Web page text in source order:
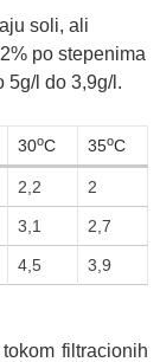
soli, ali
po stepenima
5g/l do 3,9g/l.
30oC 35oC
2,2 2
3,1 2,7
4,5 3,9
filtracionih